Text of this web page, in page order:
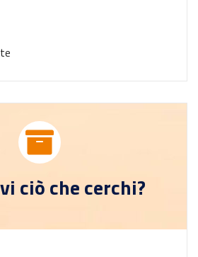
ciò che cerchi?